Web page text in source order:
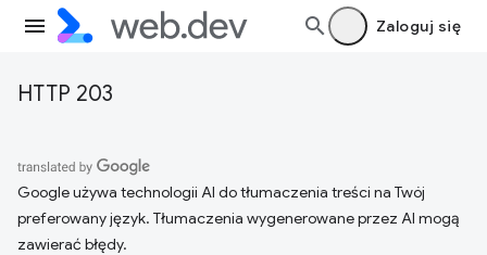
Zaloguj się
HTTP 203
Google używa technologii AI do tłumaczenia treści na Twój
preferowany język. Tłumaczenia wygenerowane przez AI mogą
zawierać błędy.